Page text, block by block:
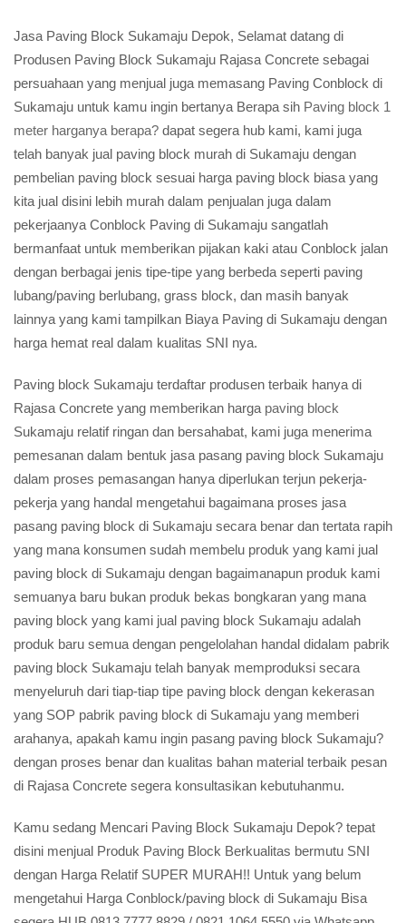
Jasa Paving Block Sukamaju Depok, Selamat datang di
Produsen Paving Block Sukamaju Rajasa Concrete sebagai
persuahaan yang menjual juga memasang Paving Conblock di
Sukamaju untuk kamu ingin bertanya Berapa sih Paving block 1
meter harganya berapa? dapat segera hub kami, kami juga
telah banyak jual paving block murah di Sukamaju dengan
pembelian paving block sesuai harga paving block biasa yang
kita jual disini lebih murah dalam penjualan juga dalam
pekerjaanya Conblock Paving di Sukamaju sangatlah
bermanfaat untuk memberikan pijakan kaki atau Conblock jalan
dengan berbagai jenis tipe-tipe yang berbeda seperti paving
lubang/paving berlubang, grass block, dan masih banyak
lainnya yang kami tampilkan Biaya Paving di Sukamaju dengan
harga hemat real dalam kualitas SNI nya.
Paving block Sukamaju terdaftar produsen terbaik hanya di
Rajasa Concrete yang memberikan harga paving block
Sukamaju relatif ringan dan bersahabat, kami juga menerima
pemesanan dalam bentuk jasa pasang paving block Sukamaju
dalam proses pemasangan hanya diperlukan terjun pekerja-
pekerja yang handal mengetahui bagaimana proses jasa
pasang paving block di Sukamaju secara benar dan tertata rapih
yang mana konsumen sudah membelu produk yang kami jual
paving block di Sukamaju dengan bagaimanapun produk kami
semuanya baru bukan produk bekas bongkaran yang mana
paving block yang kami jual paving block Sukamaju adalah
produk baru semua dengan pengelolahan handal didalam pabrik
paving block Sukamaju telah banyak memproduksi secara
menyeluruh dari tiap-tiap tipe paving block dengan kekerasan
yang SOP pabrik paving block di Sukamaju yang memberi
arahanya, apakah kamu ingin pasang paving block Sukamaju?
dengan proses benar dan kualitas bahan material terbaik pesan
di Rajasa Concrete segera konsultasikan kebutuhanmu.
Kamu sedang Mencari Paving Block Sukamaju Depok? tepat
disini menjual Produk Paving Block Berkualitas bermutu SNI
dengan Harga Relatif SUPER MURAH!! Untuk yang belum
mengetahui Harga Conblock/paving block di Sukamaju Bisa